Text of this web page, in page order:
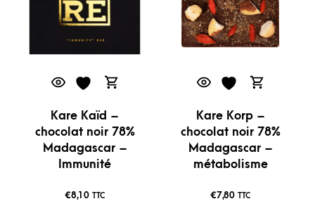
Kare Kaïd –
chocolat noir 78%
Madagascar –
Immunité
€8,10 TTC
Kare Korp –
chocolat noir 78%
Madagascar –
métabolisme
€7,80 TTC